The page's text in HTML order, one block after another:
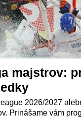
majstrov:
2026/2027
Prinášame vám